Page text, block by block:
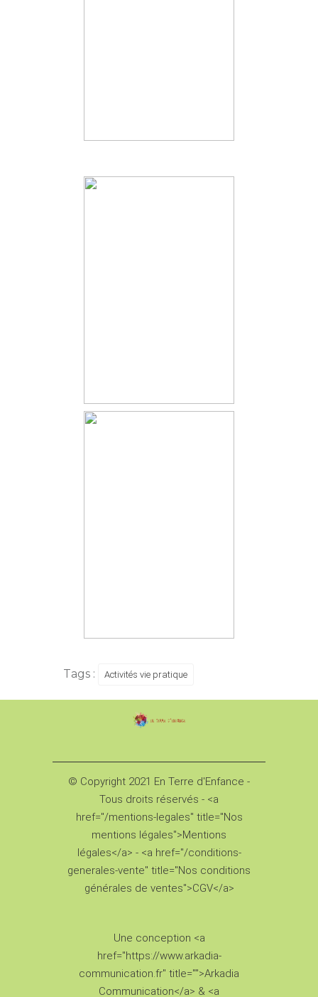
Tags : Activités vie pratique
© Copyright 2021 En Terre d'Enfance -
Tous droits réservés - <a
href="/mentions-legales" title="Nos
mentions légales">Mentions
légales</a> - <a href="/conditions-
generales-vente" title="Nos conditions
générales de ventes">CGV</a>
Une conception <a
href="https://www.arkadia-
communication.fr" title="">Arkadia
Communication</a> & <a